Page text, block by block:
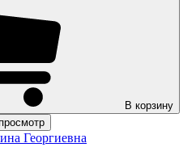
В корзину